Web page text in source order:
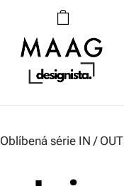
Oblíbená série IN / OUT